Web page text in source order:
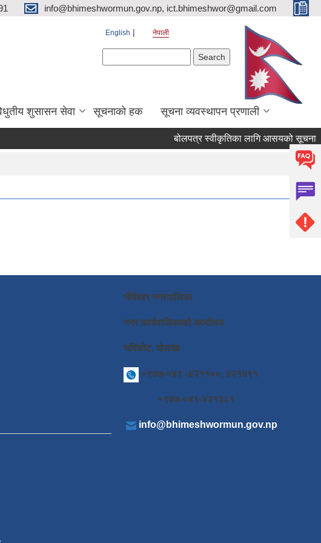
info@bhimeshwormun.gov.np, ict.bhimeshwor@gmail.com
English नेपाली
शुसासन सेवा सूचनाको हक सूचना व्यवस्थापन प्रणाली
बोलपत्र स्वीकृतिका लागि आसयको सूचना
भीमेश्वर नगरपालिका
नगर कार्यपालिकाको कार्यालय
चरिकोट, दोलखा
+९७७-०४९ -४२११००, ४२१४९१
+९७७-०४९-४२१३८१
info@bhimeshwormun.gov.np